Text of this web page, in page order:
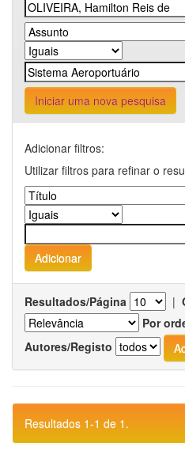
Iniciar uma nova pesquisa
Adicionar filtros:
Utilizar filtros para refinar o
Resultados/Página |
Por
Autores/Registo
Resultados 1-1 de 1.